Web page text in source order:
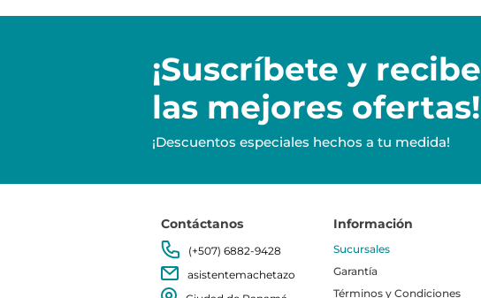
¡Suscríbete y recibe
las mejores ofertas!
¡Descuentos especiales hechos a tu medida!
Contáctanos
(+507) 6882-9428
asistentemachetazo
Información
Sucursales
Garantía
Términos y Condiciones